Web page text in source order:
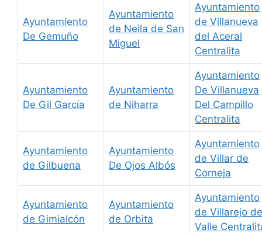
Ayuntamiento
De Gemuño
Ayuntamiento
de Neila de San
Miguel
Ayuntamiento
de Villanueva
del Aceral
Centralita
Ayuntamiento
De Gil García
Ayuntamiento
de Niharra
Ayuntamiento
De Villanueva
Del Campillo
Centralita
Ayuntamiento
de Gilbuena
Ayuntamiento
De Ojos Albós
Ayuntamiento
de Villar de
Corneja
Ayuntamiento
de Gimialcón
Ayuntamiento
de Orbita
Ayuntamiento
de Villarejo
Valle